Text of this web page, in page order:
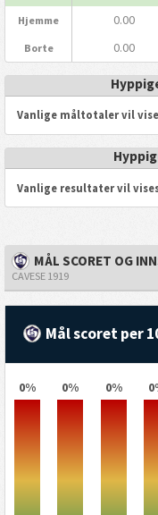
Hjemme 0.00
Borte 0.00
Vanlige måltotaler vil
Vanlige resultater vil
MÅL SCORET OG
CAVESE 1919
Mål scoret per
0% 0% 0%